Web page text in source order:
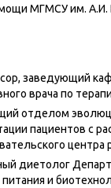
МГМСУ им.
заведующий
врача по
отделом
пациентов с
диетолог
и